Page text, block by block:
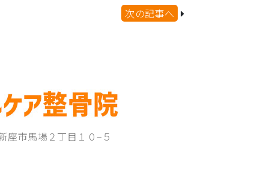
次の記事へ
座市馬場２丁目１０−５